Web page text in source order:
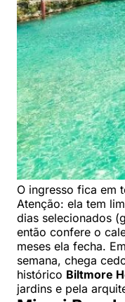
O ingresso fica em
Atenção: ela tem
dias selecionados
então confere o
meses ela fecha.
semana, chega
histórico Biltmore
jardins e pela